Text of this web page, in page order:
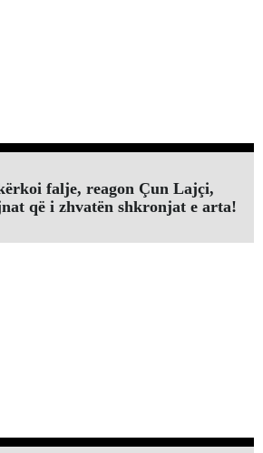
falje, reagon Çun Lajçi,
që i zhvatën shkronjat e arta!￼